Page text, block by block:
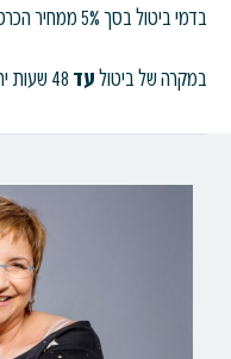
בדמי ביטול בסך 5% ממחיר הכרטיס
במקרה של ביטולעד